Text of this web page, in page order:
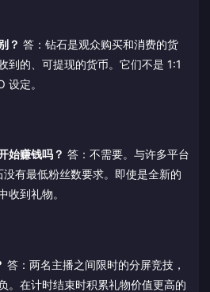
？ 答：钻石是观众购买和消费的货
到的、可提现的货币。它们不是 1:1
设定。
始赚钱吗？ 答：不需要。与许多平台
有最低粉丝数要求。即使是全新的
收到礼物。
答：两名主播之间限时的分屏竞技，
。在计时结束时积累礼物价值更高的